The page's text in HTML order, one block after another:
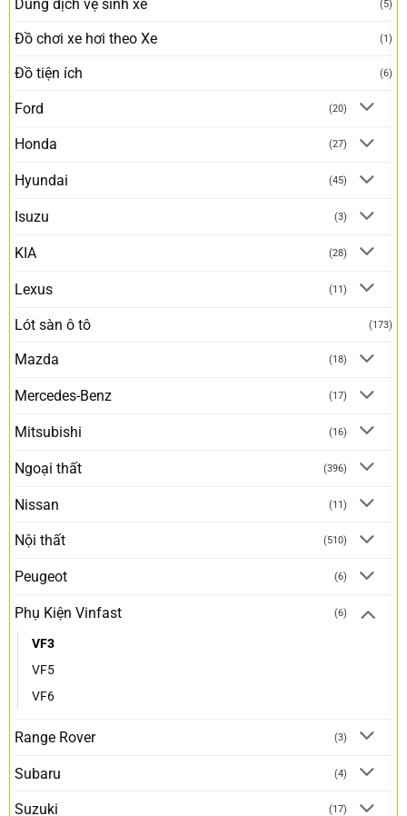
Dung dịch vệ sinh xe (5)
Đồ chơi xe hơi theo Xe (1)
Đồ tiện ích (6)
Ford (20)
Honda (27)
Hyundai (45)
Isuzu (3)
KIA (28)
Lexus (11)
Lót sàn ô tô (173)
Mazda (18)
Mercedes-Benz (17)
Mitsubishi (16)
Ngoại thất (396)
Nissan (11)
Nội thất (510)
Peugeot (6)
Phụ Kiện Vinfast (6)
VF3
VF5
VF6
Range Rover (3)
Subaru (4)
Suzuki (17)